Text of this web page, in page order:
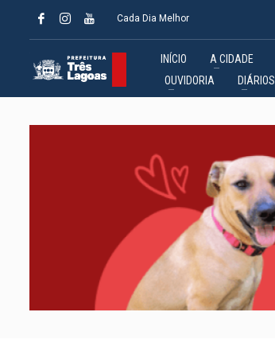
Cada Dia Melhor
INÍCIO A CIDADE
OUVIDORIA
DIÁRIOS